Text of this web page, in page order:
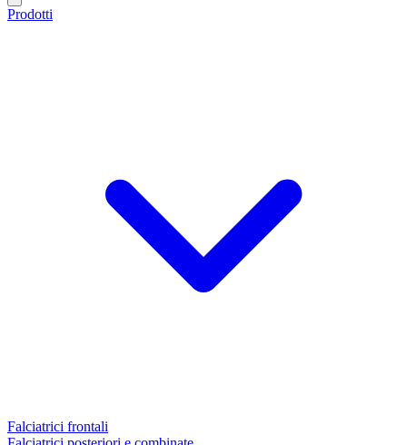
Prodotti
Falciatrici frontali